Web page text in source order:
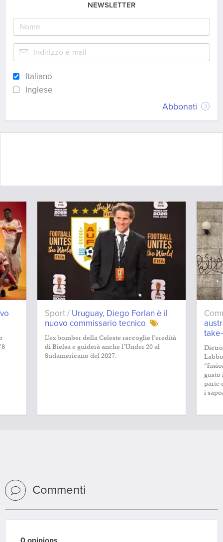
NEWSLETTER
Italiano
Inglese
Abbonati
Sport / Uruguay, Diego Forlan è il
nuovo commissario tecnico
L’ex bomber della Celeste raccoglie l’eredità
di Bielsa e guiderà anche l’Under 20 al
Sudamericano del 2027.
gusto
parte
i
Commenti